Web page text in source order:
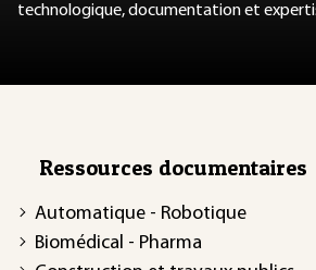
technologique, documentation et
Ressources documentaires
Automatique - Robotique
Biomédical - Pharma